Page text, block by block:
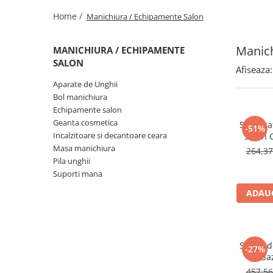
Geanta cosmetica
Masa manichiura
Suporti mana
Home / Manichiura / Echipamente Salon
MANICHIURA / ECHIPAMENTE
SALON
Aparate de Unghii
Bol manichiura
Echipamente salon
Geanta cosmetica
Incalzitoare si decantoare ceara
Masa manichiura
Pila unghii
Suporti mana
Afiseaza:
-51%
Salon
300w
-27%
Scaun